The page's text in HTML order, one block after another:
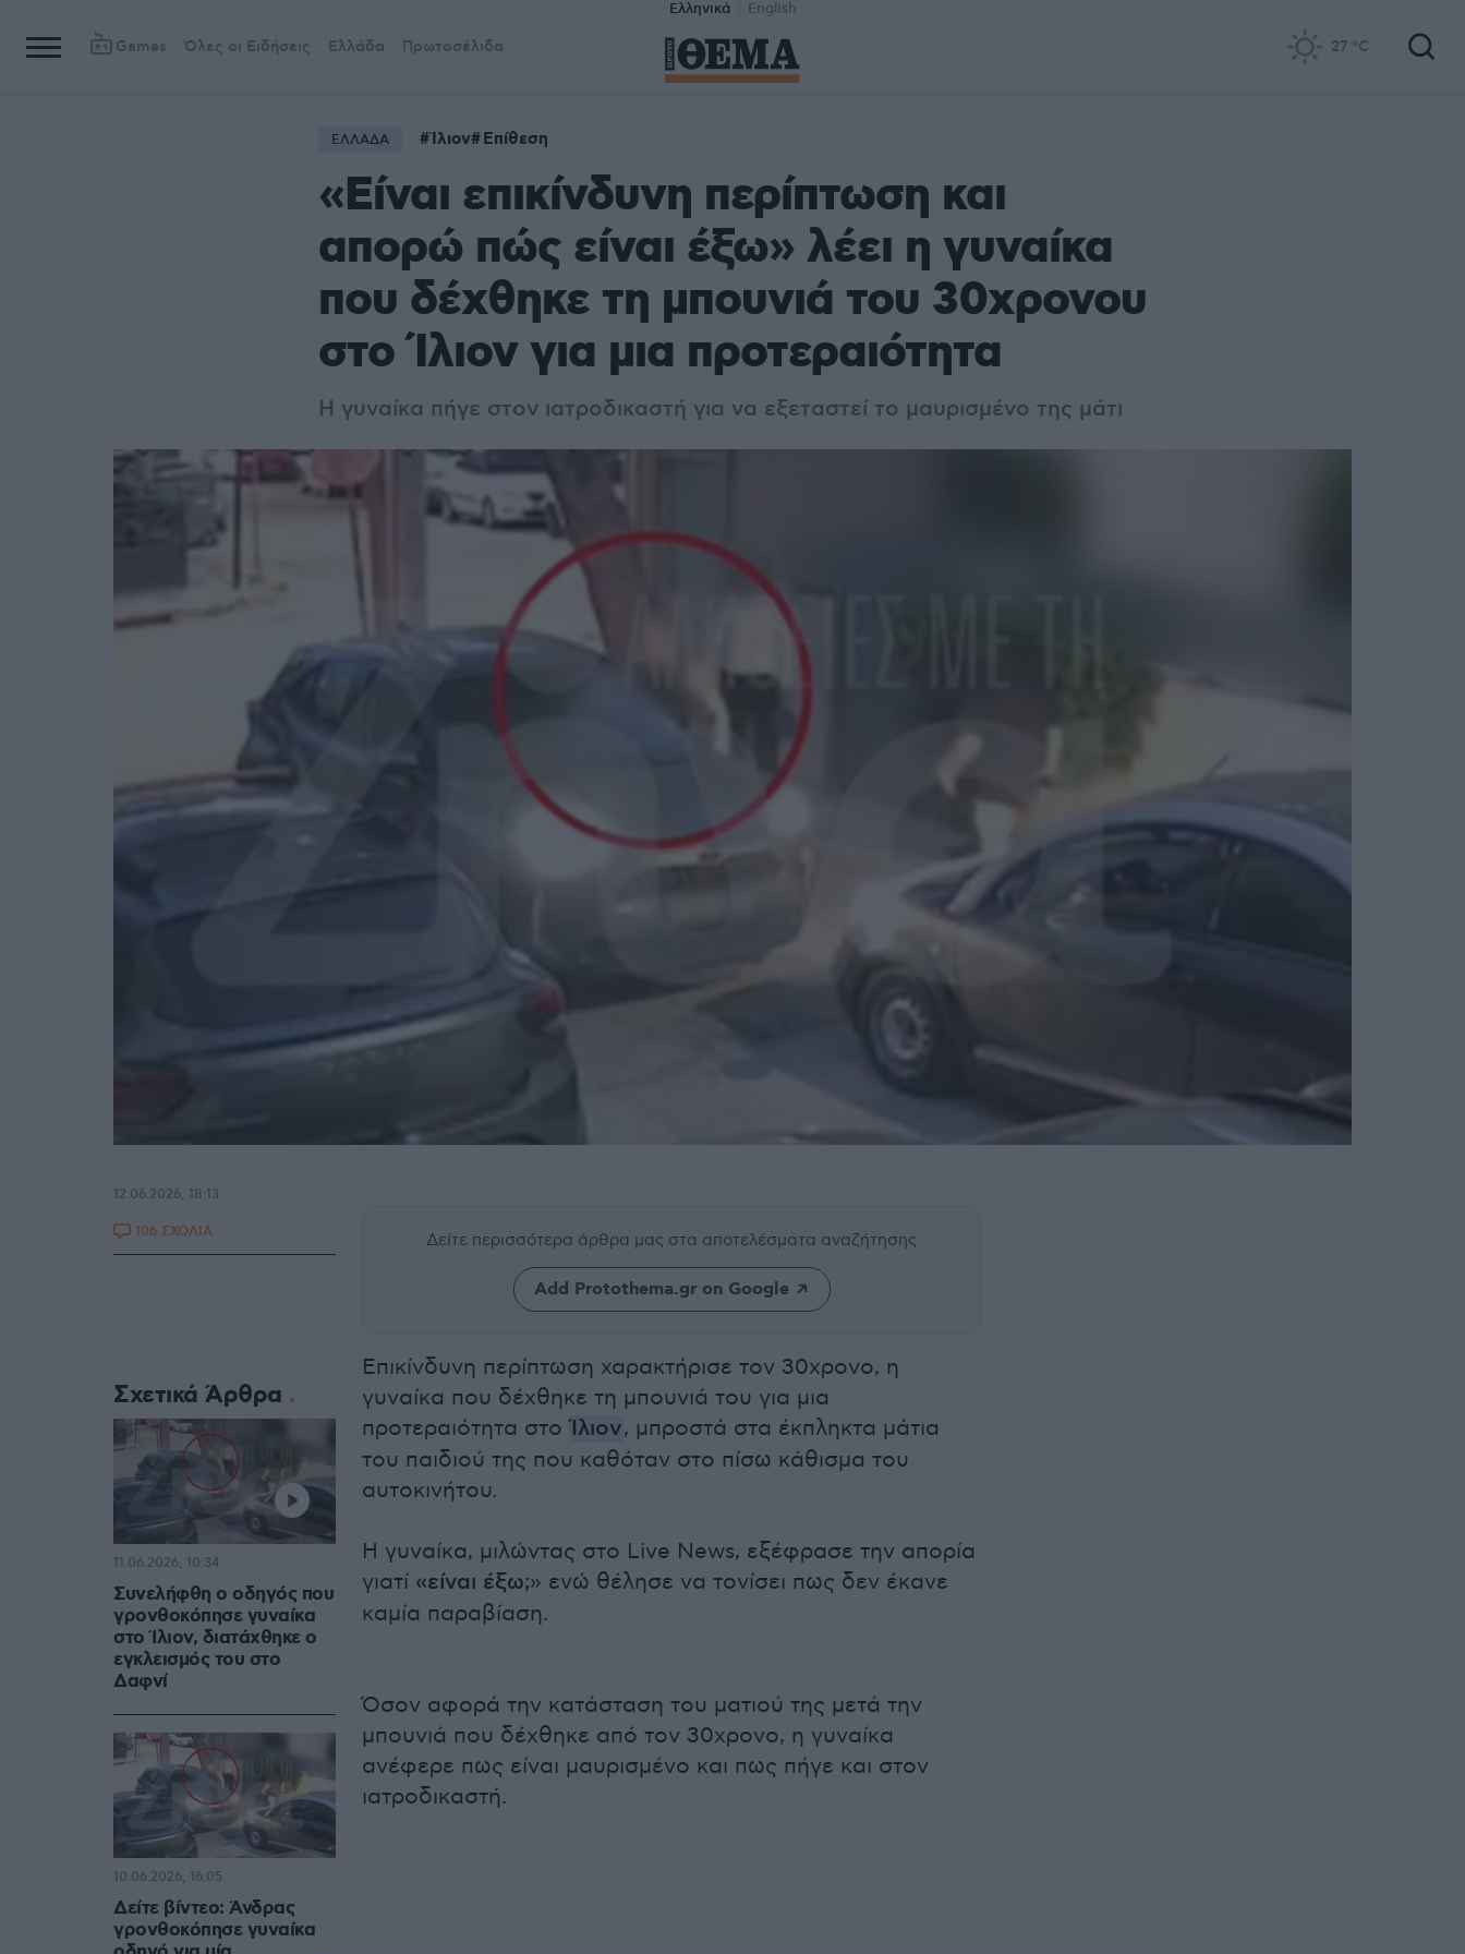
Ελληνικά English
Games Όλες οι Ειδήσεις Ελλάδα Πρωτοσέλιδα 27 °C
ΕΛΛΑΔΑ Ίλιον Επίθεση
«Είναι επικίνδυνη περίπτωση και
απορώ πώς είναι έξω» λέει η γυναίκα
που δέχθηκε τη μπουνιά του 30χρονου
στο Ίλιον για μια προτεραιότητα
Η γυναίκα πήγε στον ιατροδικαστή για να εξεταστεί το μαυρισμένο της μάτι
Δείτε περισσότερα άρθρα μας στα αποτελέσματα αναζήτησης
Add Protothema.gr on Google
Επικίνδυνη περίπτωση χαρακτήρισε τον 30χρονο, η
γυναίκα που δέχθηκε τη μπουνιά του για μια
προτεραιότητα στοΊλιον, μπροστά στα έκπληκτα μάτια
του παιδιού της που καθόταν στο πίσω κάθισμα του
αυτοκινήτου.
Η γυναίκα, μιλώντας στο Live News, εξέφρασε την απορία
γιατί «είναι έξω;» ενώ θέλησε να τονίσει πως δεν έκανε
καμία παραβίαση.
Όσον αφορά την κατάσταση του ματιού της μετά την
μπουνιά που δέχθηκε από τον 30χρονο, η γυναίκα
ανέφερε πως είναι μαυρισμένο και πως πήγε και στον
ιατροδικαστή.
12.06.2026, 18:13
106 ΣΧΟΛΙΑ
Σχετικά Άρθρα
Συνελήφθη ο οδηγός που
γρονθοκόπησε γυναίκα
στο Ίλιον, διατάχθηκε ο
εγκλεισμός του στο
Δαφνί
11.06.2026, 10:34
Δείτε βίντεο: Άνδρας
γρονθοκόπησε γυναίκα
10.06.2026, 16:05